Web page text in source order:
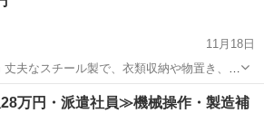
11月18日
る便利なラックです。 上段・下段に棚があ
ルが2本ついているので、 「掛ける収納＋
収納家具 ラック
万円・派遣社員≫機械操作・製造補